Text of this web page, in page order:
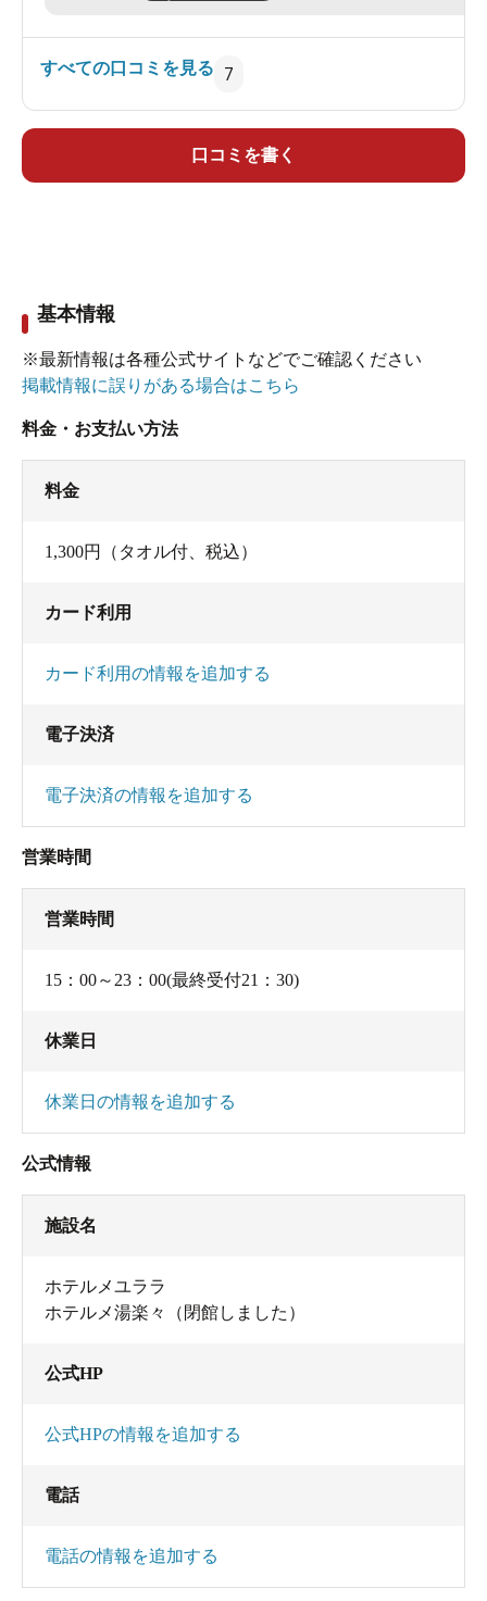
ん。接客にしても館内の雰囲気にしてもちょっと
に落ち着いた雰囲気があるともいえます。
サウナは表示92℃前後で体感的には普通。結構乾
燥しているようで、喉や鼻の中が渇いてくる感じ
がします。
時計無し、砂時計も無しです。無音。敷物に普通
入ったときはくしゃくしゃ状態でした。
ウォータークーラーは無し。
あと内湯浴槽はジェット付きの寝湯、バイブラ、
のようなうたせ湯。
通に浸かろうとすると場所がほとんどありませ
て眺めは良くありません。湯温は低め。
温泉自体は、弱いながらはっきりとしたヌルヌ
でもアルカリ度もそれほど高くも無く、HCO3もそ
れほど高くないアルカリ単純泉で、なぜこのよう
なヌルヌルの状態が出るのが少々不思議。分析書
の内容が古くなっているのかも。
内湯の方はそれほど感じませんでしたが、露天の
磯のような温泉の独特な匂いのような、湯がが劣
きりしませんでした。
訪れたとき、ピークで6名ほど。背中に刺青したも
多く中でぎゃ－ぎゃ－騒がれて
あと脱衣所に灰皿が置かれているので、着替えて
いる近くで煙草をぷかぷか。禁煙にしてもらいた
すべての口コミを見る 7
口コミを書く
基本情報
※最新情報は各種公式サイトなどでご確認ください
掲載情報に誤りがある場合はこちら
料金・お支払い方法
料金
1,300円（タオル付、税込）
カード利用
カード利用の情報を追加する
電子決済
電子決済の情報を追加する
営業時間
営業時間
15：00～23：00(最終受付21：30)
休業日
休業日の情報を追加する
公式情報
施設名
ホテルメユララ
ホテルメ湯楽々（閉館しました）
公式HP
公式HPの情報を追加する
電話
電話の情報を追加する